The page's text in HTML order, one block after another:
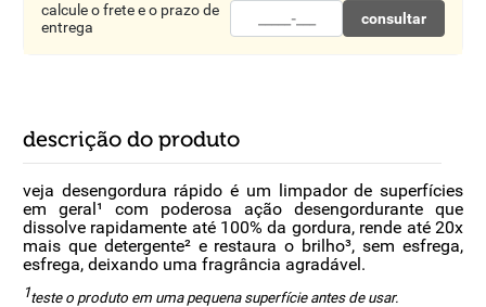
calcule o frete e o prazo de
entrega
consultar
descrição do produto
veja desengordura rápido é um limpador de superfícies
em geral¹ com poderosa ação desengordurante que
dissolve rapidamente até 100% da gordura, rende até 20x
mais que detergente² e restaura o brilho³, sem esfrega,
esfrega, deixando uma fragrância agradável.
1teste o produto em uma pequena superfície antes de usar.